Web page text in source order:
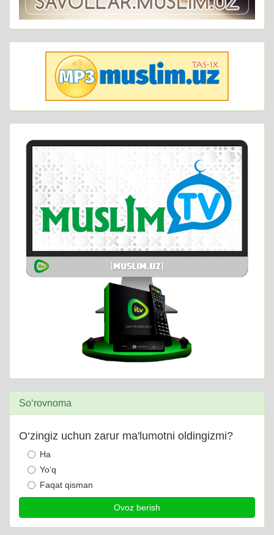
So‘rovnoma
O‘zingiz uchun zarur ma'lumotni oldingizmi?
Ha
Yo‘q
Faqat qisman